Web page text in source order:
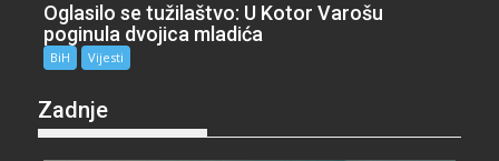
Oglasilo se tužilaštvo: U Kotor Varošu
poginula dvojica mladića
BiH Vijesti
Zadnje